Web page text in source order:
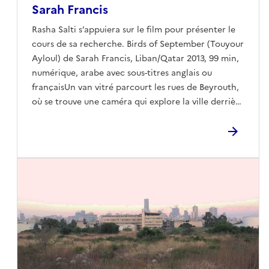
Sarah Francis
Rasha Salti s’appuiera sur le film pour présenter le
cours de sa recherche. Birds of September (Touyour
Ayloul) de Sarah Francis, Liban/Qatar 2013, 99 min,
numérique, arabe avec sous-titres anglais ou
françaisUn van vitré parcourt les rues de Beyrouth,
où se trouve une caméra qui explore la ville derrière
invitées à partager un moment personnel dans ce
un visage, un corps, une posture, une voix, une
Cependant, assez vite, la camionnette se vide à
nouveau et erre à Beyrouth ; cherchant sans cesse
quelque chose, quelqu’un.Sarah Francis est une
réalisatrice qui a grandi et étudié à Beyrouth
(Liban). Birds of September est premier film